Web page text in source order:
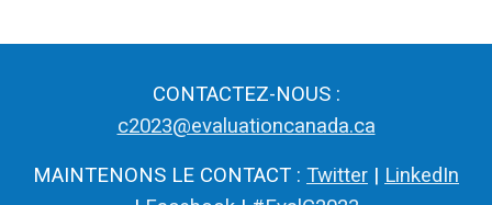
CONTACTEZ-NOUS :
c2023@evaluationcanada.ca
MAINTENONS LE CONTACT : Twitter | LinkedIn